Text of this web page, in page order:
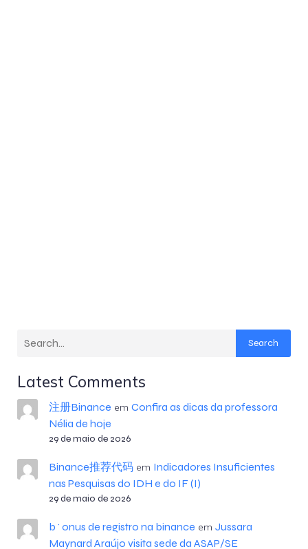
Search
Latest Comments
注册Binance em Confira as dicas da professora
Nélia de hoje
29 de maio de 2026
Binance推荐代码em Indicadores Insuficientes
nas Pesquisas do IDH e do IF (I)
29 de maio de 2026
b^onus de registro na binance em Jussara
Maynard Araújo visita sede da ASAP/SE